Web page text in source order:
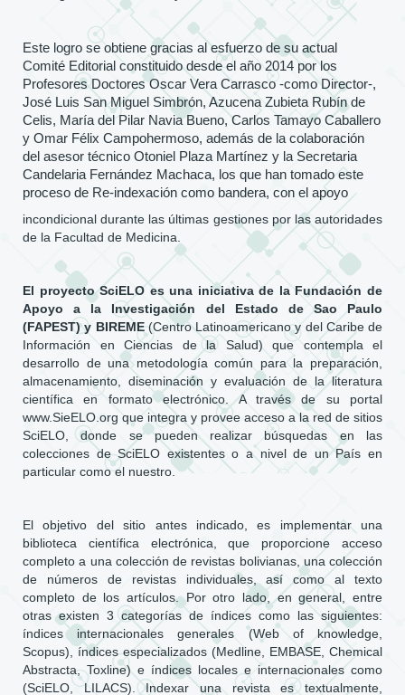
Este logro se obtiene gracias al esfuerzo de su actual
Comité Editorial constituido desde el año 2014 por los
Profesores Doctores Oscar Vera Carrasco -como Director-,
José Luis San Miguel Simbrón, Azucena Zubieta Rubín de
Celis, María del Pilar Navia Bueno, Carlos Tamayo Caballero
y Omar Félix Campohermoso, además de la colaboración
del asesor técnico Otoniel Plaza Martínez y la Secretaria
Candelaria Fernández Machaca, los que han tomado este
proceso de Re-indexación como bandera, con el apoyo
incondicional durante las últimas gestiones por las autoridades
de la Facultad de Medicina.
El proyecto SciELO es una iniciativa de la Fundación de
Apoyo a la Investigación del Estado de Sao Paulo
(FAPEST) y BIREME(Centro Latinoamericano y del Caribe de
Información en Ciencias de la Salud) que contempla el
desarrollo de una metodología común para la preparación,
almacenamiento, diseminación y evaluación de la literatura
científica en formato electrónico. A través de su portal
www.SieELO.org que integra y provee acceso a la red de sitios
SciELO, donde se pueden realizar búsquedas en las
colecciones de SciELO existentes o a nivel de un País en
particular como el nuestro.
El objetivo del sitio antes indicado, es implementar una
biblioteca científica electrónica, que proporcione acceso
completo a una colección de revistas bolivianas, una colección
de números de revistas individuales, así como al texto
completo de los artículos. Por otro lado, en general, entre
otras existen 3 categorías de índices como las siguientes:
índices internacionales generales (Web of knowledge,
Scopus), índices especializados (Medline, EMBASE, Chemical
Abstracta, Toxline) e índices locales e internacionales como
(SciELO, LILACS). Indexar una revista es textualmente,